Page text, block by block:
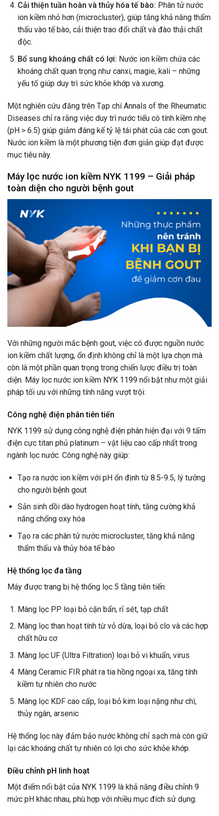
Cải thiện tuần hoàn và thủy hóa tế bào: Phân tử nước
ion kiềm nhỏ hơn (microcluster), giúp tăng khả năng thẩm
thấu vào tế bào, cải thiện trao đổi chất và đào thải chất
độc.
Bổ sung khoáng chất có lợi: Nước ion kiềm chứa các
khoáng chất quan trọng như canxi, magie, kali – những
yếu tố giúp duy trì sức khỏe khớp và xương.
Một nghiên cứu đăng trên Tạp chí Annals of the Rheumatic
Diseases chỉ ra rằng việc duy trì nước tiểu có tính kiềm nhẹ
(pH > 6.5) giúp giảm đáng kể tỷ lệ tái phát của các cơn gout.
Nước ion kiềm là một phương tiện đơn giản giúp đạt được
mục tiêu này.
Máy lọc nước ion kiềm NYK 1199 – Giải pháp
toàn diện cho người bệnh gout
Với những người mắc bệnh gout, việc có được nguồn nước
ion kiềm chất lượng, ổn định không chỉ là một lựa chọn mà
còn là một phần quan trọng trong chiến lược điều trị toàn
diện. Máy lọc nước ion kiềm NYK 1199 nổi bật như một giải
pháp tối ưu với những tính năng vượt trội:
Công nghệ điện phân tiên tiến
NYK 1199 sử dụng công nghệ điện phân hiện đại với 9 tấm
điện cực titan phủ platinum – vật liệu cao cấp nhất trong
ngành lọc nước. Công nghệ này giúp:
Tạo ra nước ion kiềm với pH ổn định từ 8.5-9.5, lý tưởng
cho người bệnh gout
Sản sinh dồi dào hydrogen hoạt tính, tăng cường khả
năng chống oxy hóa
Tạo ra các phân tử nước microcluster, tăng khả năng
thẩm thấu và thủy hóa tế bào
Hệ thống lọc đa tầng
Máy được trang bị hệ thống lọc 5 tầng tiên tiến:
Màng lọc PP loại bỏ cặn bẩn, rỉ sét, tạp chất
Màng lọc than hoạt tính từ vỏ dừa, loại bỏ clo và các hợp
chất hữu cơ
Màng lọc UF (Ultra Filtration) loại bỏ vi khuẩn, virus
Màng Ceramic FIR phát ra tia hồng ngoại xa, tăng tính
kiềm tự nhiên cho nước
Màng lọc KDF cao cấp, loại bỏ kim loại nặng như chì,
thủy ngân, arsenic
Hệ thống lọc này đảm bảo nước không chỉ sạch mà còn giữ
lại các khoáng chất tự nhiên có lợi cho sức khỏe khớp.
Điều chỉnh pH linh hoạt
Một điểm nổi bật của NYK 1199 là khả năng điều chỉnh 9
mức pH khác nhau, phù hợp với nhiều mục đích sử dụng: